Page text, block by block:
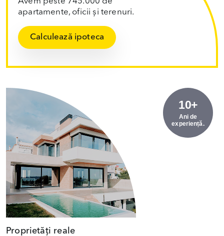
apartamente, oficii și terenuri.
Calculează ipoteca
10+
Ani de
experiență.
Proprietăți reale